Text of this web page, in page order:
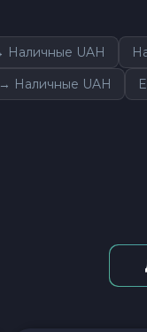
Наличные UAH
Наличные UAH